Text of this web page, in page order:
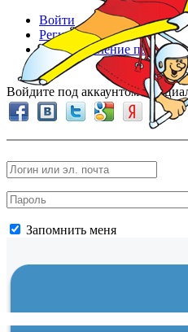
Войти
Регистрация
Восстановление пароля
Войдите под аккаунтом в
Запомнить меня